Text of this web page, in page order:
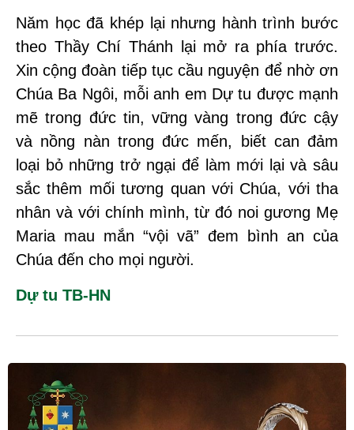
Năm học đã khép lại nhưng hành trình bước
theo Thầy Chí Thánh lại mở ra phía trước.
Xin cộng đoàn tiếp tục cầu nguyện để nhờ ơn
Chúa Ba Ngôi, mỗi anh em Dự tu được mạnh
mẽ trong đức tin, vững vàng trong đức cậy
và nồng nàn trong đức mến, biết can đảm
loại bỏ những trở ngại để làm mới lại và sâu
sắc thêm mối tương quan với Chúa, với tha
nhân và với chính mình, từ đó noi gương Mẹ
Maria mau mắn “vội vã” đem bình an của
Chúa đến cho mọi người.
Dự tu TB-HN